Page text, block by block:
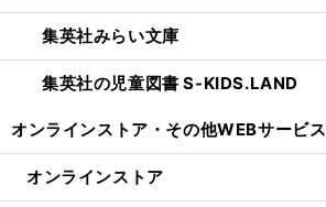
集英社みらい文庫
集英社の児童図書 S-KIDS.LAND
オンラインストア・ その他WEBサービス
オンラインストア